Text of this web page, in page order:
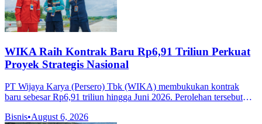
WIKA Raih Kontrak Baru Rp6,91 Triliun Perkuat
Proyek Strategis Nasional
PT Wijaya Karya (Persero) Tbk (WIKA) membukukan kontrak
baru sebesar Rp6,91 triliun hingga Juni 2026. Perolehan tersebut
penunjang konstruksi
Bisnis•August 6, 2026